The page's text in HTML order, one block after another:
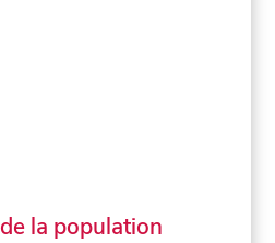
la population